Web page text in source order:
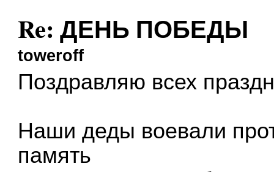
Re: ДЕНЬ ПОБЕДЫ
toweroff
Поздравляю всех
Наши деды воевали
память